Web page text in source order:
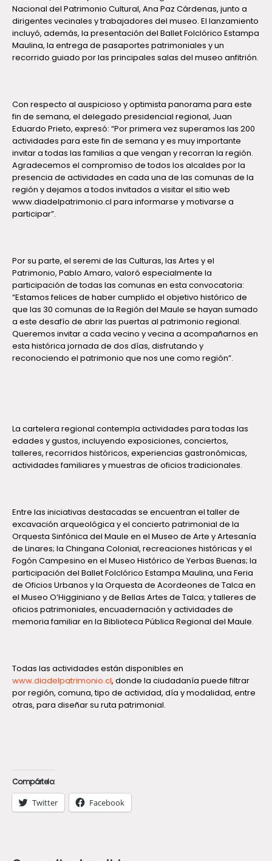
Nacional del Patrimonio Cultural, Ana Paz Cárdenas, junto a
dirigentes vecinales y trabajadores del museo. El lanzamiento
incluyó, además, la presentación del Ballet Folclórico Estampa
Maulina, la entrega de pasaportes patrimoniales y un
recorrido guiado por las principales salas del museo anfitrión.
Con respecto al auspicioso y optimista panorama para este
fin de semana, el delegado presidencial regional, Juan
Eduardo Prieto, expresó: “Por primera vez superamos las 200
actividades para este fin de semana y es muy importante
invitar a todas las familias a que vengan y recorran la región.
Agradecemos el compromiso de todos los alcaldes por la
presencia de actividades en cada una de las comunas de la
región y dejamos a todos invitados a visitar el sitio web
www.diadelpatrimonio.cl para informarse y motivarse a
participar”.
Por su parte, el seremi de las Culturas, las Artes y el
Patrimonio, Pablo Amaro, valoró especialmente la
participación de todas las comunas en esta convocatoria:
“Estamos felices de haber cumplido el objetivo histórico de
que las 30 comunas de la Región del Maule se hayan sumado
a este desafío de abrir las puertas al patrimonio regional.
Queremos invitar a cada vecino y vecina a acompañarnos en
esta histórica jornada de dos días, disfrutando y
reconociendo el patrimonio que nos une como región”.
La cartelera regional contempla actividades para todas las
edades y gustos, incluyendo exposiciones, conciertos,
talleres, recorridos históricos, experiencias gastronómicas,
actividades familiares y muestras de oficios tradicionales.
Entre las iniciativas destacadas se encuentran el taller de
excavación arqueológica y el concierto patrimonial de la
Orquesta Sinfónica del Maule en el Museo de Arte y Artesanía
de Linares; la Chingana Colonial, recreaciones históricas y el
Fogón Campesino en el Museo Histórico de Yerbas Buenas; la
participación del Ballet Folclórico Estampa Maulina, una Feria
de Oficios Urbanos y la Orquesta de Acordeones de Talca en
el Museo O’Higginiano y de Bellas Artes de Talca; y talleres de
oficios patrimoniales, encuadernación y actividades de
memoria familiar en la Biblioteca Pública Regional del Maule.
Todas las actividades están disponibles en
www.diadelpatrimonio.cl, donde la ciudadanía puede filtrar
por región, comuna, tipo de actividad, día y modalidad, entre
otras, para diseñar su ruta patrimonial.
Compártelo:
Twitter Facebook